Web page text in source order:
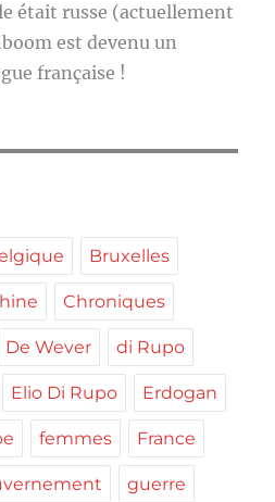
était russe (actuellement
est devenu un
française !
Bruxelles
Chroniques
De Wever di Rupo
Elio Di Rupo Erdogan
femmes France
guerre